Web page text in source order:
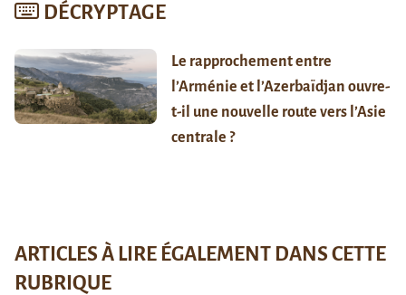
DÉCRYPTAGE
Le rapprochement entre
l’Arménie et l’Azerbaïdjan ouvre-
t-il une nouvelle route vers l’Asie
centrale ?
ARTICLES À LIRE ÉGALEMENT DANS CETTE
RUBRIQUE